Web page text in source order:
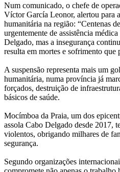
Num comunicado, o chefe de
Víctor García Leonor, alertou para
humanitária na região: “Centenas
urgentemente de assistência
Delgado, mas a insegurança
resulta em mortes e sofrimento que
A suspensão representa mais um
humanitária, numa província já
forçados, destruição de
básicos de saúde.
Mocímboa da Praia, um dos
assola Cabo Delgado desde 2017,
violentos, obrigando milhares de
segurança.
Segundo organizações